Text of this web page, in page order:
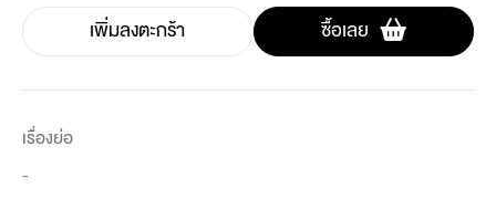
เพิ่มลงตะกร้า ซื้อเลย
เรื่องย่อ
-